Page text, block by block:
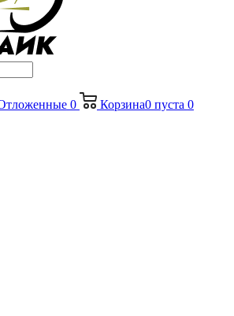
0 Корзина0 пуста 0